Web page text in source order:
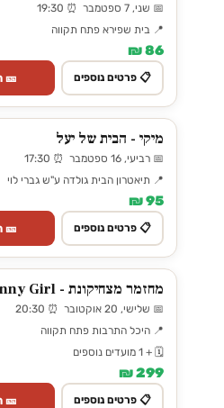
📅 שני, 7 ספטמבר ⏰ 19:30
📍 בית שפירא פתח תקווה
86 ₪
📋 פרטים נוספים 🎫
מיקי - הבית של יעל
📅 רביעי, 16 ספטמבר ⏰ 17:30
📍 תיאטרון הבית גולדה ע"ש גברי לוי
95 ₪
📋 פרטים נוספים 🎫
מחזמר מצחיקונת - Funny Girl
📅 שלישי, 20 אוקטובר ⏰ 20:30
📍 היכל התרבות פתח תקווה
🗓️ + 1 מועדים נוספים
299 ₪
📋 פרטים נוספים 🎫